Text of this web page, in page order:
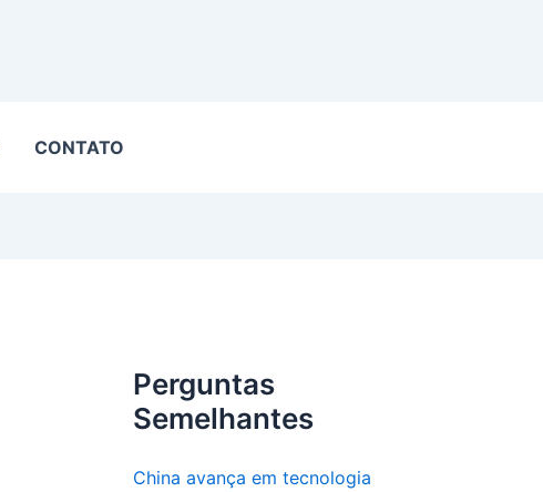
CONTATO
Perguntas
Semelhantes
China avança em tecnologia